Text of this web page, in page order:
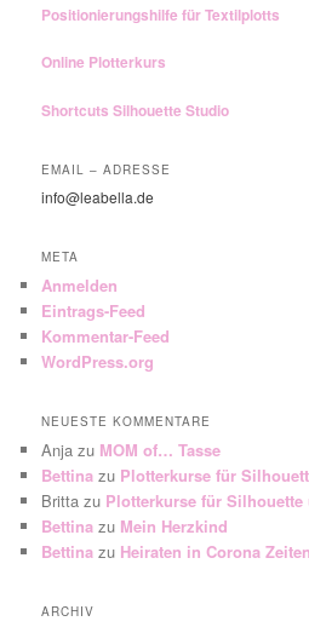
Positionierungshilfe für Textilplotts
Online Plotterkurs
Shortcuts Silhouette Studio
EMAIL – ADRESSE
info@leabella.de
META
Anmelden
Eintrags-Feed
Kommentar-Feed
WordPress.org
NEUESTE KOMMENTARE
Anja zu MOM of… Tasse
Bettina zu Plotterkurse für
Britta zu Plotterkurse für
Bettina zu Mein Herzkind
Bettina zu Heiraten in Corona Zeiten
ARCHIV